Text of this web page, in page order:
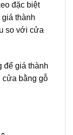
đặc biệt
thành
so với cửa
để giá thành
cửa bằng gỗ